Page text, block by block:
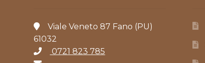
Viale Veneto 87 Fano (PU)
61032
0721 823 785